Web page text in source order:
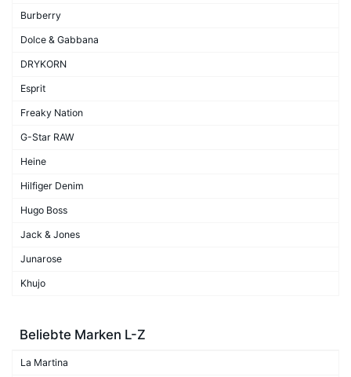
Burberry
Dolce & Gabbana
DRYKORN
Esprit
Freaky Nation
G-Star RAW
Heine
Hilfiger Denim
Hugo Boss
Jack & Jones
Junarose
Khujo
Beliebte Marken L-Z
La Martina